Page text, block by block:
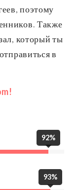
поэтому
Также
который ты
в
92%
93%